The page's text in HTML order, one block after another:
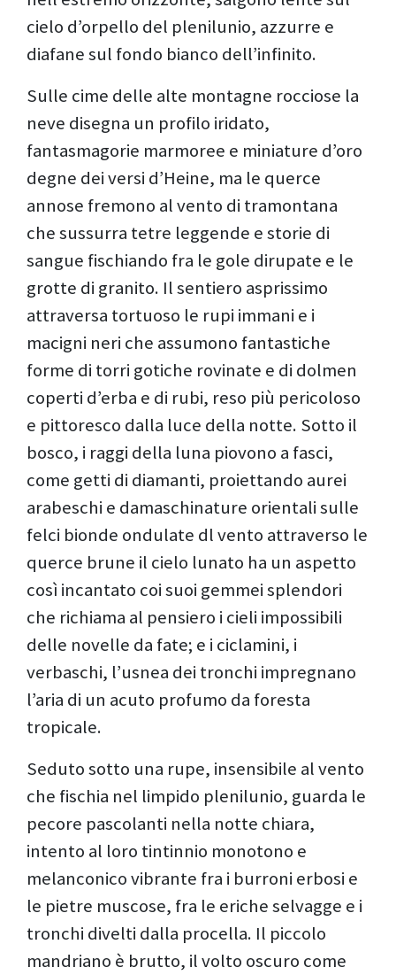
cielo d’orpello del plenilunio, azzurre e
diafane sul fondo bianco dell’infinito.
Sulle cime delle alte montagne rocciose la
neve disegna un profilo iridato,
fantasmagorie marmoree e miniature d’oro
degne dei versi d’Heine, ma le querce
annose fremono al vento di tramontana
che sussurra tetre leggende e storie di
sangue fischiando fra le gole dirupate e le
grotte di granito. Il sentiero asprissimo
attraversa tortuoso le rupi immani e i
macigni neri che assumono fantastiche
forme di torri gotiche rovinate e di dolmen
coperti d’erba e di rubi, reso più pericoloso
e pittoresco dalla luce della notte. Sotto il
bosco, i raggi della luna piovono a fasci,
come getti di diamanti, proiettando aurei
arabeschi e damaschinature orientali sulle
felci bionde ondulate dl vento attraverso le
querce brune il cielo lunato ha un aspetto
così incantato coi suoi gemmei splendori
che richiama al pensiero i cieli impossibili
delle novelle da fate; e i ciclamini, i
verbaschi, l’usnea dei tronchi impregnano
l’aria di un acuto profumo da foresta
tropicale.
Seduto sotto una rupe, insensibile al vento
che fischia nel limpido plenilunio, guarda le
pecore pascolanti nella notte chiara,
intento al loro tintinnio monotono e
melanconico vibrante fra i burroni erbosi e
le pietre muscose, fra le eriche selvagge e i
tronchi divelti dalla procella. Il piccolo
mandriano è brutto, il volto oscuro come